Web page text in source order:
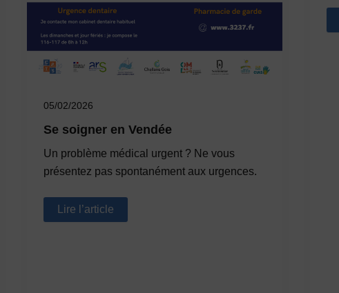
05/02/2026
Se soigner en Vendée
Un problème médical urgent ? Ne vous
présentez pas spontanément aux urgences.
Se
soigner
Lire l’article